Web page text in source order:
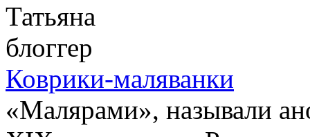
Татьяна
блоггер
Коврики-маляванки
«Малярами», называли